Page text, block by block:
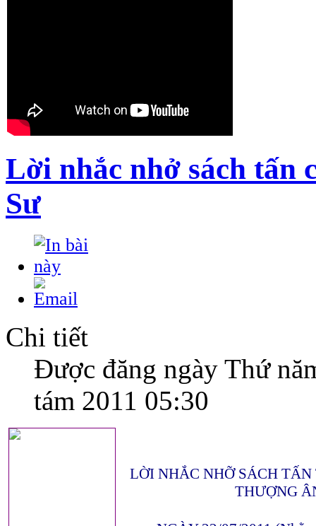
Lời nhắc nhở sách tấn
Sư
Chi tiết
Được đăng ngày Thứ
tám 2011 05:30
LỜI NHẮC NHỠ SÁCH
THƯỢNG